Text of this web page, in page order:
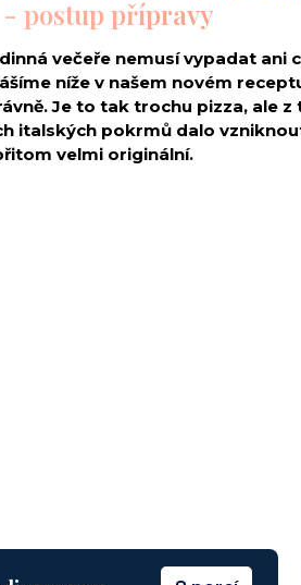
postup přípravy
večeře nemusí vypadat ani
níže v našem novém
Je to tak trochu pizza, ale
italských pokrmů dalo
velmi originální.